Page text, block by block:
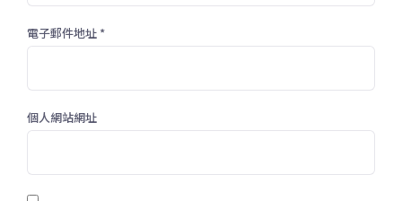
電子郵件地址 *
個人網站網址